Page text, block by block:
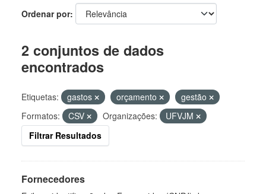
Ordenar por
2 conjuntos de dados
encontrados
Etiquetas: gastos orçamento
gestão
Formatos:
CSV Organizações:
UFVJM
Filtrar Resultados
Fornecedores